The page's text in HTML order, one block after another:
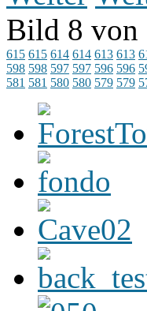
Bild 8 von
615 615 614 614 613 613
598 598 597 597 596 596
581 581 580 580 579 579